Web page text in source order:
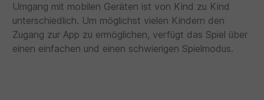
Umgang mit mobilen Geräten ist von Kind zu Kind
unterschiedlich. Um möglichst vielen Kindern den
Zugang zur App zu ermöglichen, verfügt das Spiel über
einen einfachen und einen schwierigen Spielmodus.